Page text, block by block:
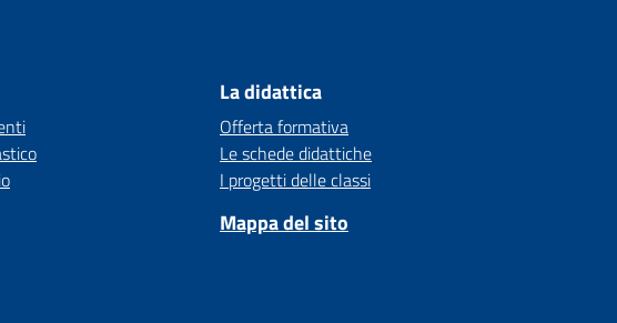
La didattica
Offerta formativa
Le schede didattiche
I progetti delle classi
Mappa del sito